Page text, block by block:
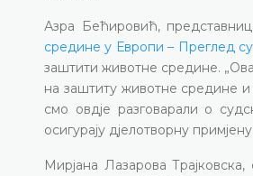
Азра Бећировић,
средине у Европи – Преглед
заштити животне средине.
на заштиту животне средине и
смо овдје разговарали о
осигурају дјелотворну
Мирјана Лазарова